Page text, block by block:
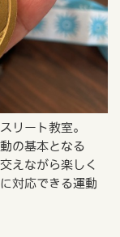
リート教室。
の基本となる
えながら楽しく
対応できる運動